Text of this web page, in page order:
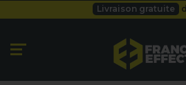
Livraison gratuite
Livraison gratuite